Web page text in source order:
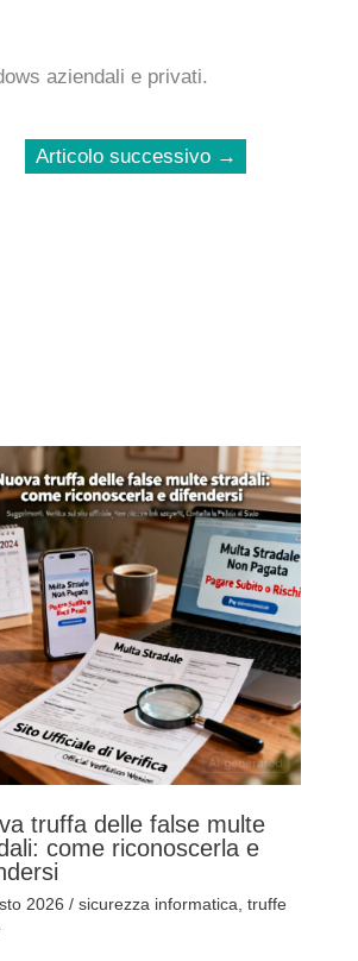
aziendali e privati.
Articolo successivo →
truffa delle false multe
come riconoscerla e
2026 / sicurezza informatica truffe